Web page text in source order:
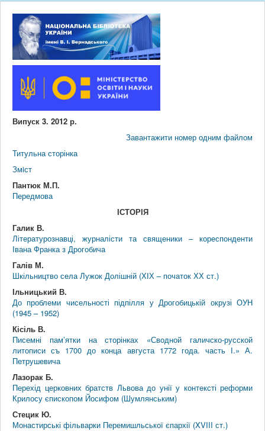
Випуск 3. 2012 р.
Завантажити номер одним файлом
Титульна сторінка
Змiст
Пантюк М.П.
Передмова
ІСТОРІЯ
Галик В.
Літературознавці, журналісти та священики – кореспонденти
Івана Франка з Дрогобича
Галів М.
Шкільництво села Лужок Долішній (ХІХ – початок ХХ ст.)
Ільницький В.
До проблеми чисельності підпілля у Дрогобицькій окрузі ОУН
(1945 – 1952)
Кісіль В.
Писемні пам’ятки на сторінках «Сводной галичско-русской
литописи съ 1700 до конца августа 1772 года. часть І.» А.
Петрушевича
Лазорак Б.
Перехід церковних братств Львова до унії у контексті реформи
Крилосу єпископом Йосифом (Шумлянським)
Стецик Ю.
Монастирські фільварки Перемишльської єпархії (XVIII ст.)